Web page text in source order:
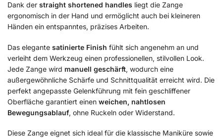
Dank der straight shortened handles liegt die Zange
ergonomisch in der Hand und ermöglicht auch bei kleineren
Händen ein entspanntes, präzises Arbeiten.
Das elegante satinierte Finish fühlt sich angenehm an und
verleiht dem Werkzeug einen professionellen, stilvollen Look.
Jede Zange wird manuell geschärft, wodurch eine
außergewöhnliche Schärfe und Schnittqualität erreicht wird. Die
perfekt angepasste Gelenkführung mit fein geschliffener
Oberfläche garantiert einen weichen, nahtlosen
Bewegungsablauf, ohne Ruckeln oder Widerstand.
Diese Zange eignet sich ideal für die klassische Maniküre sowie